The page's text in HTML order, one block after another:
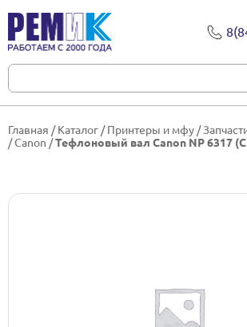
Главная /Каталог /Принтеры и мфу /
/Canon /Тефлоновый вал Canon NP 6317